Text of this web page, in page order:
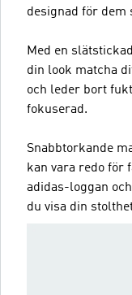
designad för dem
Med en
din look matcha
och leder bort
fokuserad.
Snabbtorkande
kan vara redo för
adidas-loggan
du visa din